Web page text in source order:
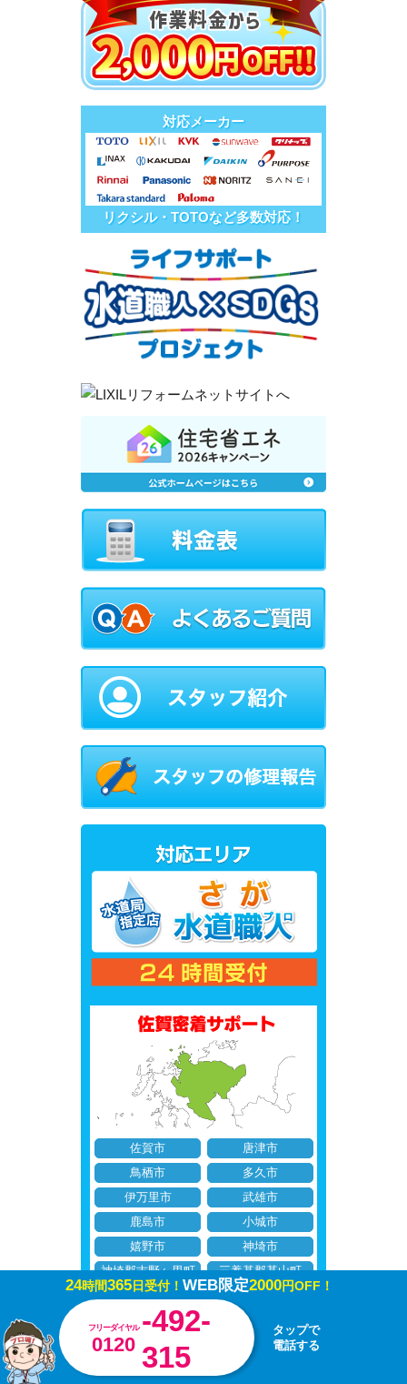
対応メーカー
リクシル・TOTOなど多数対応！
佐賀市
唐津市
鳥栖市
多久市
伊万里市
武雄市
鹿島市
小城市
嬉野市
神埼市
神埼郡吉野ヶ里町
三養基郡基山町
三養基郡上峰町
三養基郡みやき町
東松浦郡玄海町
西松浦郡有田町
杵島郡大町町
杵島郡江北町
杵島郡白石町
藤津郡太良町
24時間365日受付！ WEB限定2000円OFF！
フリーダイヤル
0120
-492-
315
タップで
電話する